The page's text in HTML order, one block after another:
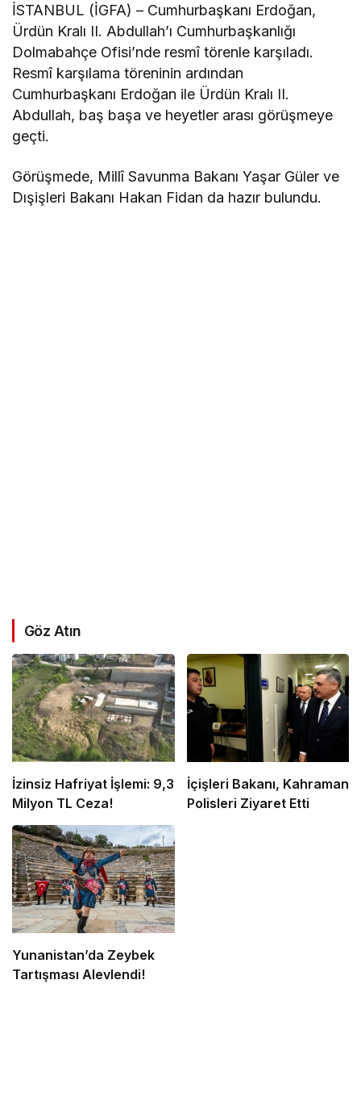
İSTANBUL (İGFA) – Cumhurbaşkanı Erdoğan,
Ürdün Kralı II. Abdullah’ı Cumhurbaşkanlığı
Dolmabahçe Ofisi’nde resmî törenle karşıladı.
Resmî karşılama töreninin ardından
Cumhurbaşkanı Erdoğan ile Ürdün Kralı II.
Abdullah, baş başa ve heyetler arası görüşmeye
geçti.
Görüşmede, Millî Savunma Bakanı Yaşar Güler ve
Dışişleri Bakanı Hakan Fidan da hazır bulundu.
Göz Atın
İzinsiz Hafriyat İşlemi: 9,3
Milyon TL Ceza!
İçişleri Bakanı, Kahraman
Polisleri Ziyaret Etti
Yunanistan’da Zeybek
Tartışması Alevlendi!